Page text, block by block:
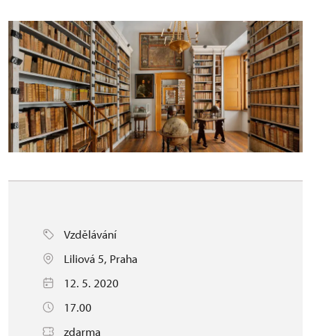
Vzdělávání
Liliová 5, Praha
12. 5. 2020
17.00
zdarma